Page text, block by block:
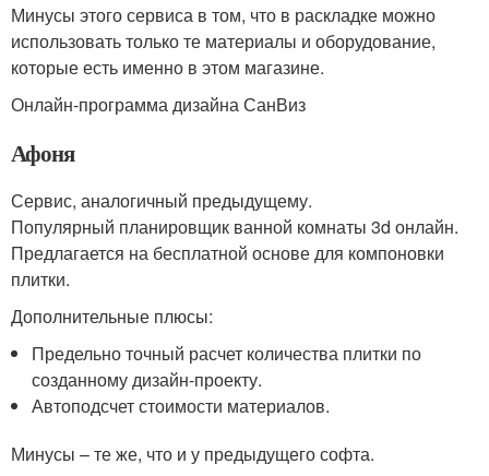
Минусы этого сервиса в том, что в раскладке можно
использовать только те материалы и оборудование,
которые есть именно в этом магазине.
Онлайн-программа дизайна СанВиз
Афоня
Сервис, аналогичный предыдущему.
Популярный планировщик ванной комнаты 3d онлайн.
Предлагается на бесплатной основе для компоновки
плитки.
Дополнительные плюсы:
Предельно точный расчет количества плитки по
созданному дизайн-проекту.
Автоподсчет стоимости материалов.
Минусы – те же, что и у предыдущего софта.